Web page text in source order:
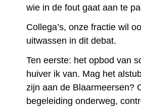
wie in de fout gaat aan te
Collega’s, onze fractie wil
uitwassen in dit debat.
Ten eerste: het opbod van
huiver ik van. Mag het
zijn aan de Blaarmeersen?
begeleiding onderweg,